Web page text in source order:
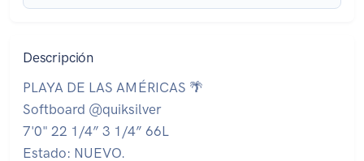
Descripción
PLAYA DE LAS AMÉRICAS 🌴
Softboard @quiksilver
7'0" 22 1/4” 3 1/4” 66L
Estado: NUEVO.